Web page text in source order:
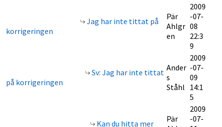
Jag har inte tittat på
korrigeringen
Pär
Ahlgr
en
2009
-07-
08
22:3
9
Sv: Jag har inte tittat
på korrigeringen
Ander
s
Ståhl
2009
-07-
09
14:1
5
Kan du hitta mer
Pär
2009
-07-